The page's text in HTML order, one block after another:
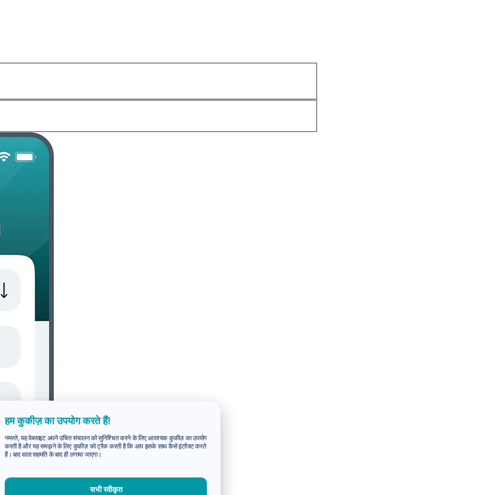
हम कुकीज़ का उपयोग करते हैं!
नमस्ते, यह वेबसाइट अपने उचित संचालन को सुनिश्चित करने के लिए आवश्यक कुकीज़ का उपयोग
करती है और यह समझने के लिए कुकीज़ को ट्रैक करती है कि आप इसके साथ कैसे इंटरैक्ट करते
हैं। बाद वाला सहमति के बाद ही लगाया जाएगा।
सभी स्वीकृत